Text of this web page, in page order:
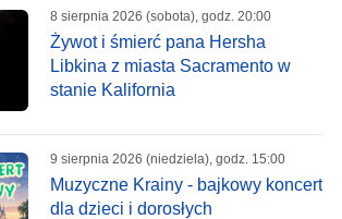
8 sierpnia 2026 (sobota), godz. 20:00
Żywot i śmierć pana Hersha
Libkina z miasta Sacramento w
stanie Kalifornia
9 sierpnia 2026 (niedziela), godz. 15:00
Muzyczne Krainy - bajkowy koncert
dla dzieci i dorosłych